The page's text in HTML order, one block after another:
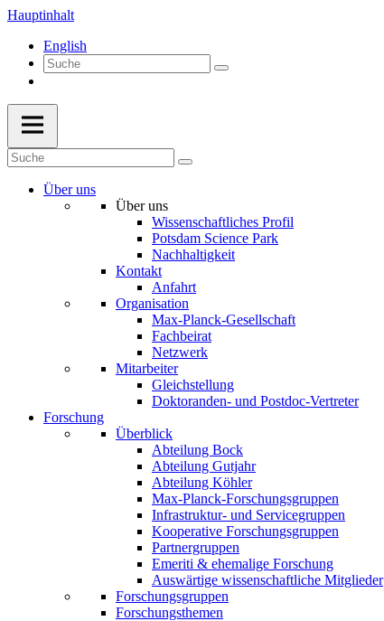
Hauptinhalt
English
Über uns
Über uns
Wissenschaftliches Profil
Potsdam Science Park
Nachhaltigkeit
Kontakt
Anfahrt
Organisation
Max-Planck-Gesellschaft
Fachbeirat
Netzwerk
Mitarbeiter
Gleichstellung
Doktoranden- und Postdoc-Vertreter
Forschung
Überblick
Abteilung Bock
Abteilung Gutjahr
Abteilung Köhler
Max-Planck-Forschungsgruppen
Infrastruktur- und Servicegruppen
Kooperative Forschungsgruppen
Partnergruppen
Emeriti & ehemalige Forschung
Auswärtige wissenschaftliche Mitglieder
Forschungsgruppen
Forschungsthemen